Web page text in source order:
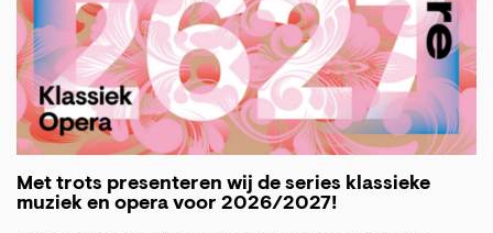
Met trots presenteren wij de series klassieke
muziek en opera voor 2026/2027!